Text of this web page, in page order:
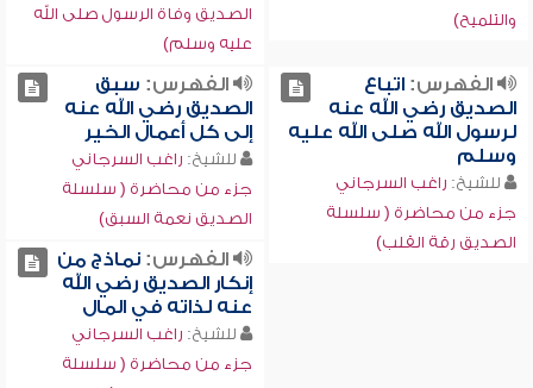
والتلميح)
الصديق وفاة الرسول صلى الله
عليه وسلم)
الفهرس:اتباع
الصديق رضي الله عنه
لرسول الله صلى الله عليه
وسلم
للشيخ: راغب السرجاني
جزء من محاضرة ( سلسلة
الصديق رقة القلب)
الفهرس: سبق
الصديق رضي الله عنه
إلى كل أعمال الخير
للشيخ: راغب السرجاني
جزء من محاضرة ( سلسلة
الصديق نعمة السبق)
الفهرس:نماذج من
إنكار الصديق رضي الله
عنه لذاته في المال
للشيخ: راغب السرجاني
جزء من محاضرة ( سلسلة